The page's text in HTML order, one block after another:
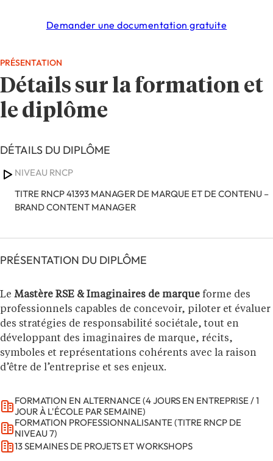
Demander une documentation gratuite
PRÉSENTATION
Détails sur la formation et
le diplôme
DÉTAILS DU DIPLÔME
NIVEAU RNCP
TITRE RNCP 41393 MANAGER DE MARQUE ET DE CONTENU –
BRAND CONTENT MANAGER
PRÉSENTATION DU DIPLÔME
Le Mastère RSE & Imaginaires de marque forme des
professionnels capables de concevoir, piloter et évaluer
des stratégies de responsabilité sociétale, tout en
développant des imaginaires de marque, récits,
symboles et représentations cohérents avec la raison
d’être de l’entreprise et ses enjeux.
FORMATION EN ALTERNANCE (4 JOURS EN ENTREPRISE / 1
JOUR À L'ÉCOLE PAR SEMAINE)
FORMATION PROFESSIONNALISANTE (TITRE RNCP DE
NIVEAU 7)
13 SEMAINES DE PROJETS ET WORKSHOPS